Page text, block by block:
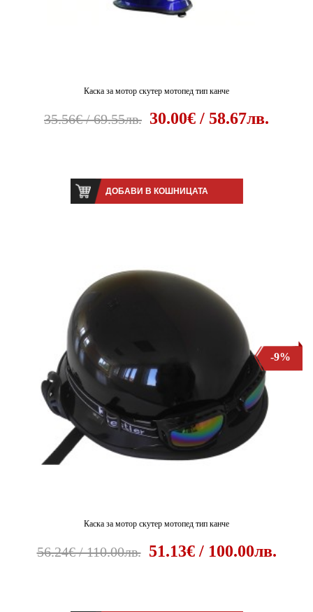
Каска за мотор скутер мотопед тип канче
35.56€ / 69.55лв. 30.00€ / 58.67лв.
ДОБАВИ В КОШНИЦАТА
Каска за мотор скутер мотопед тип канче
56.24€ / 110.00лв. 51.13€ / 100.00лв.
-9%